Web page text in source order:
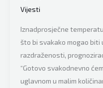
Vijesti
Iznadprosječne
što bi svakako mogao biti
razdraženosti,
“Gotovo svakodnevno
uglavnom u malim